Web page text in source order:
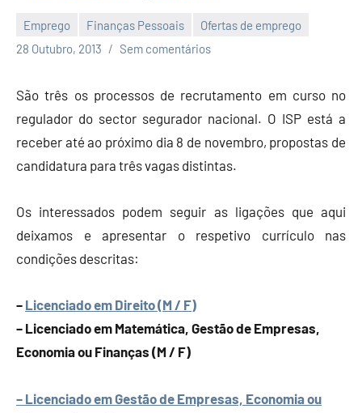
Emprego Finanças Pessoais
Ofertas de emprego
28 Outubro, 2013
Economia
Finanças
Sem comentários
São três os processos de recrutamento em curso no
regulador do sector segurador nacional. O ISP está a
receber até ao próximo dia 8 de novembro, propostas de
candidatura para três vagas distintas.
Os interessados podem seguir as ligações que aqui
deixamos e apresentar o respetivo currículo nas
condições descritas:
– Licenciado em Direito (M / F)
– Licenciado em Matemática, Gestão de Empresas,
Economia ou Finanças (M / F)
– Licenciado em Gestão de Empresas, Economia ou